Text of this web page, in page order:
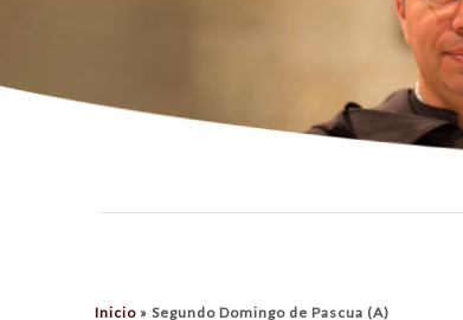
Inicio» Segundo Domingo de Pascua (A)